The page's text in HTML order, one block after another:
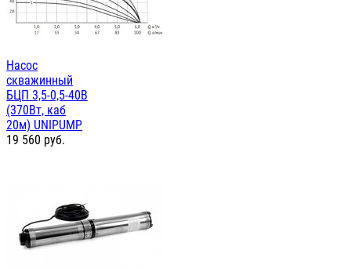
Насос
скважинный
БЦП 3,5-0,5-40В
(370Вт, каб
20м) UNIPUMP
19 560 руб.